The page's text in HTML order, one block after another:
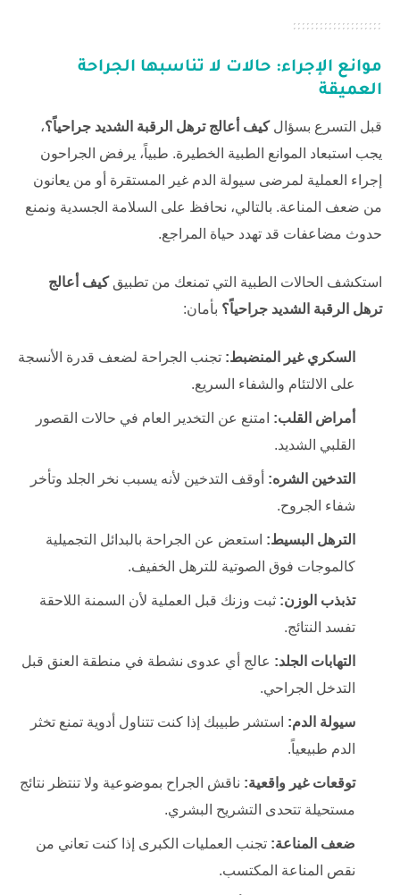
موانع الإجراء: حالات لا تناسبها الجراحة
العميقة
قبل التسرع بسؤالكيف أعالج ترهل الرقبة الشديد جراحياً؟،
يجب استبعاد الموانع الطبية الخطيرة. طبياً، يرفض الجراحون
إجراء العملية لمرضى سيولة الدم غير المستقرة أو من يعانون
من ضعف المناعة. بالتالي، نحافظ على السلامة الجسدية ونمنع
حدوث مضاعفات قد تهدد حياة المراجع.
استكشف الحالات الطبية التي تمنعك من تطبيقكيف أعالج
ترهل الرقبة الشديد جراحياً؟ بأمان:
السكري غير المنضبط: تجنب الجراحة لضعف قدرة الأنسجة
على الالتئام والشفاء السريع.
أمراض القلب: امتنع عن التخدير العام في حالات القصور
القلبي الشديد.
التدخين الشره: أوقف التدخين لأنه يسبب نخر الجلد وتأخر
شفاء الجروح.
الترهل البسيط: استعض عن الجراحة بالبدائل التجميلية
كالموجات فوق الصوتية للترهل الخفيف.
تذبذب الوزن: ثبت وزنك قبل العملية لأن السمنة اللاحقة
تفسد النتائج.
التهابات الجلد: عالج أي عدوى نشطة في منطقة العنق قبل
التدخل الجراحي.
سيولة الدم: استشر طبيبك إذا كنت تتناول أدوية تمنع تخثر
الدم طبيعياً.
توقعات غير واقعية: ناقش الجراح بموضوعية ولا تنتظر نتائج
مستحيلة تتحدى التشريح البشري.
ضعف المناعة: تجنب العمليات الكبرى إذا كنت تعاني من
نقص المناعة المكتسب.